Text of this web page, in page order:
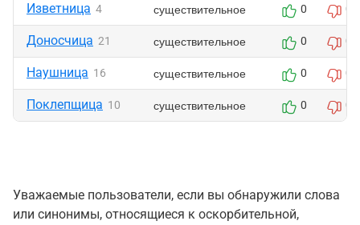
Изветница 4 существительное 0 0
Доносчица 21 существительное 0 0
Наушница 16 существительное 0 0
Поклепщица 10 существительное 0 0
Уважаемые пользователи, если вы обнаружили слова
или синонимы, относящиеся к оскорбительной,